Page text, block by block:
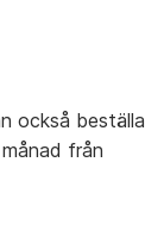
också beställa
från